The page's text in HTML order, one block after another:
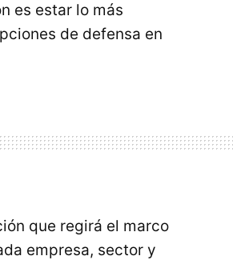
es estar lo más
de defensa en
que regirá el marco
empresa, sector y